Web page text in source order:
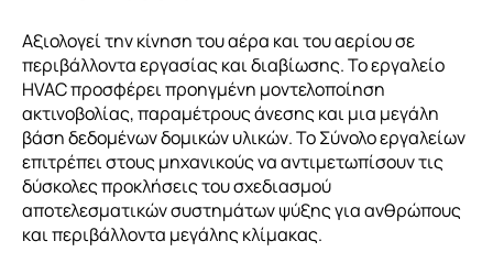
Αξιολογεί την κίνηση του αέρα και του αερίου σε
περιβάλλοντα εργασίας και διαβίωσης. Το εργαλείο
HVAC προσφέρει προηγμένη μοντελοποίηση
ακτινοβολίας, παραμέτρους άνεσης και μια μεγάλη
βάση δεδομένων δομικών υλικών. Το Σύνολο εργαλείων
επιτρέπει στους μηχανικούς να αντιμετωπίσουν τις
δύσκολες προκλήσεις του σχεδιασμού
αποτελεσματικών συστημάτων ψύξης για ανθρώπους
και περιβάλλοντα μεγάλης κλίμακας.